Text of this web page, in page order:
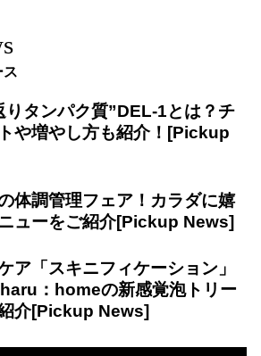
ス
りタンパク質”DEL-1とは？チ
や増やし方も紹介！
体調管理フェア！カラダに嬉
ューをご紹介
ア「スキニフィケーション」
：homeの新感覚泡トリー
介